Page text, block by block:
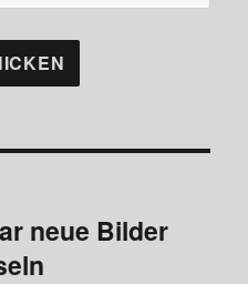
neue Bilder